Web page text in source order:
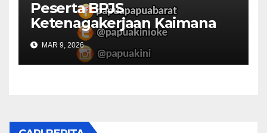
Peserta BPJS
Ketenagakerjaan Kaimana
Berkurang 53 Persen di 2026
MAR 9, 2026